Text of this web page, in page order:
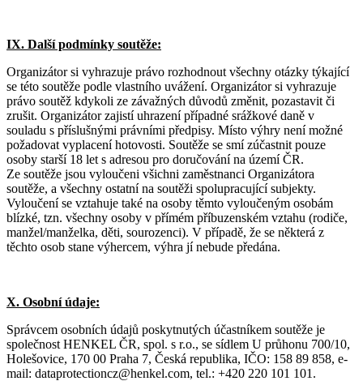
IX. Další podmínky soutěže:
Organizátor si vyhrazuje právo rozhodnout všechny otázky týkající
se této soutěže podle vlastního uvážení. Organizátor si vyhrazuje
právo soutěž kdykoli ze závažných důvodů změnit, pozastavit či
zrušit. Organizátor zajistí uhrazení případné srážkové daně v
souladu s příslušnými právními předpisy. Místo výhry není možné
požadovat vyplacení hotovosti. Soutěže se smí zúčastnit pouze
osoby starší 18 let s adresou pro doručování na území ČR.
Ze soutěže jsou vyloučeni všichni zaměstnanci Organizátora
soutěže, a všechny ostatní na soutěži spolupracující subjekty.
Vyloučení se vztahuje také na osoby těmto vyloučeným osobám
blízké, tzn. všechny osoby v přímém příbuzenském vztahu (rodiče,
manžel/manželka, děti, sourozenci). V případě, že se některá z
těchto osob stane výhercem, výhra jí nebude předána.
X. Osobní údaje:
Správcem osobních údajů poskytnutých účastníkem soutěže je
společnost HENKEL ČR, spol. s r.o., se sídlem U průhonu 700/10,
Holešovice, 170 00 Praha 7, Česká republika, IČO: 158 89 858, e-
mail: dataprotectioncz@henkel.com, tel.: +420 220 101 101.